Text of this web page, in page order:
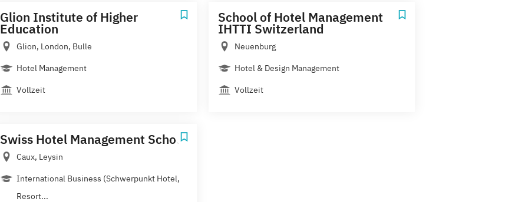
Glion Institute of Higher
Education
Glion, London, Bulle
Hotel Management
Vollzeit
School of Hotel Management
IHTTI Switzerland
Neuenburg
Hotel & Design Management
Vollzeit
Swiss Hotel Management School
Caux, Leysin
International Business (Schwerpunkt Hotel,
Resort...